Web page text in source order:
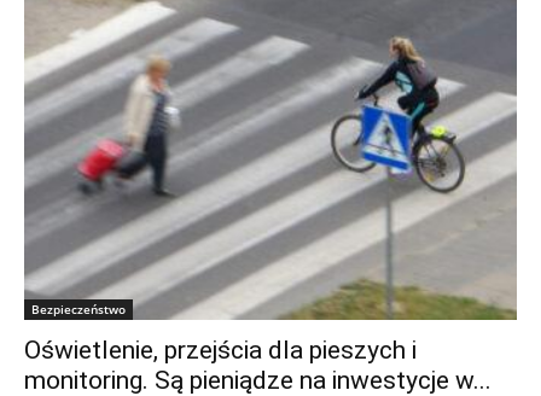
Bezpieczeństwo
Oświetlenie, przejścia dla pieszych i
monitoring. Są pieniądze na inwestycje w...